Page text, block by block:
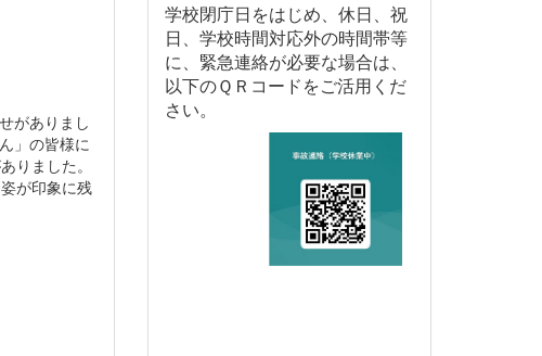
がありまし
」の皆様に
りました。
が印象に残
学校閉庁日をはじめ、休日、祝
日、学校時間対応外の時間帯等
に、緊急連絡が必要な場合は、
以下のＱＲコードをご活用くだ
さい。